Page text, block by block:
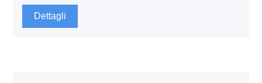
Dettagli